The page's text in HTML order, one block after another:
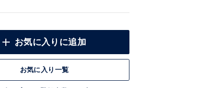
お気に入りに追加
お気に入り一覧